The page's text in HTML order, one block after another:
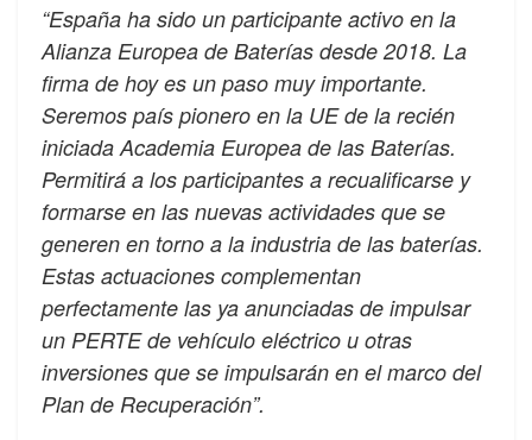
“España ha sido un participante activo en la
Alianza Europea de Baterías desde 2018. La
firma de hoy es un paso muy importante.
Seremos país pionero en la UE de la recién
iniciada Academia Europea de las Baterías.
Permitirá a los participantes a recualificarse y
formarse en las nuevas actividades que se
generen en torno a la industria de las baterías.
Estas actuaciones complementan
perfectamente las ya anunciadas de impulsar
un PERTE de vehículo eléctrico u otras
inversiones que se impulsarán en el marco del
Plan de Recuperación”.